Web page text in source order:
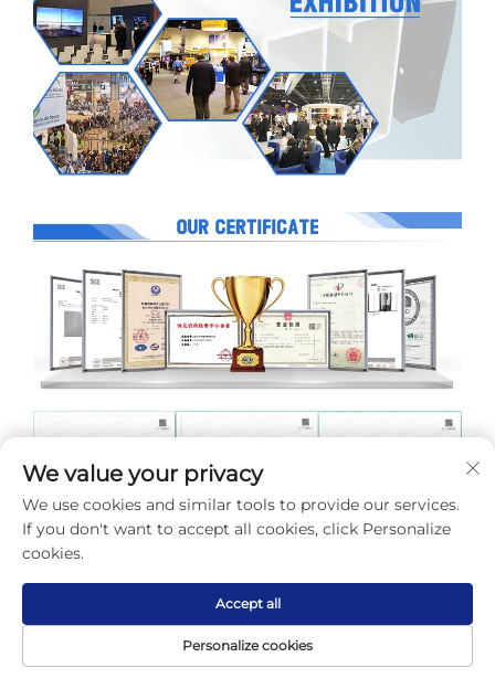
Páxina
Produto Sobre Contacto
We value your privacy
We use cookies and similar tools to provide our services.
If you don't want to accept all cookies, click Personalize
cookies.
Personalize cookies
Accept all